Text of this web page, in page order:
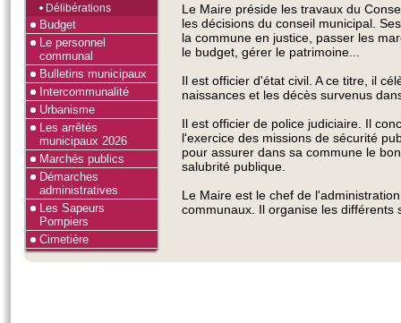
Délibérations
Budget
Le personnel
communal
Bulletins municipaux
Intercommunalité
Urbanisme
Les arrêtés
municipaux 2026
Marchés publics
Démarches
administratives
Les Sapeurs
Pompiers
Cimetière
Le Maire préside les travaux du
les décisions du conseil municipal.
la commune en justice, passer les
le budget, gérer le patrimoine...
Il est officier d'état civil. A ce titre, il
naissances et les décès survenus
Il est officier de police judiciaire. Il
l'exercice des missions de sécurité
pour assurer dans sa commune le
salubrité publique.
Le Maire est le chef de
communaux. Il organise les différents